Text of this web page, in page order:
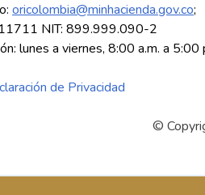
oricolombia@minhacienda.gov.co;
NIT: 899.999.090-2
lunes a viernes, 8:00 a.m. a 5:00
de Privacidad
©